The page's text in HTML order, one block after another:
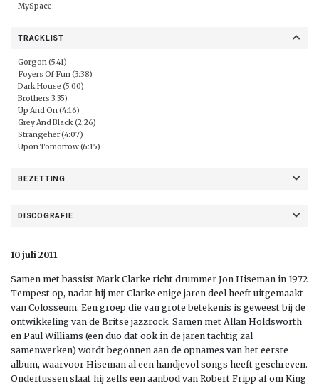
MySpace: -
TRACKLIST
Gorgon (5:41)
Foyers Of Fun (3:38)
Dark House (5:00)
Brothers 3:35)
Up And On (4:16)
Grey And Black (2:26)
Strangeher (4:07)
Upon Tomorrow (6:15)
BEZETTING
DISCOGRAFIE
10 juli 2011
Samen met bassist Mark Clarke richt drummer Jon Hiseman in 1972
Tempest op, nadat hij met Clarke enige jaren deel heeft uitgemaakt
van Colosseum. Een groep die van grote betekenis is geweest bij de
ontwikkeling van de Britse jazzrock. Samen met Allan Holdsworth
en Paul Williams (een duo dat ook in de jaren tachtig zal
samenwerken) wordt begonnen aan de opnames van het eerste
album, waarvoor Hiseman al een handjevol songs heeft geschreven.
Ondertussen slaat hij zelfs een aanbod van Robert Fripp af om King